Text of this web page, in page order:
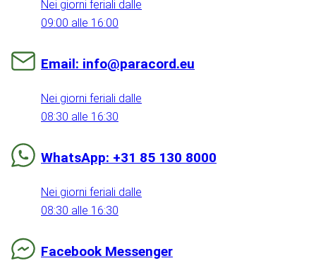
Nei giorni feriali dalle
09:00 alle 16:00
Email: info@paracord.eu
Nei giorni feriali dalle
08:30 alle 16:30
WhatsApp: +31 85 130 8000
Nei giorni feriali dalle
08:30 alle 16:30
Facebook Messenger